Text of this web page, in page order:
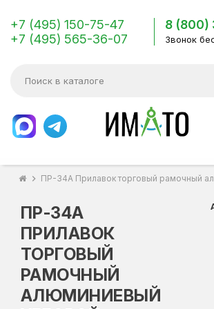
+7 (495) 150-75-47
+7 (495) 565-36-07
8 (800)
Звонок
chevron_right ПР-34А Прилавок торговый рамочный
ПР-34А
ПРИЛАВОК
ТОРГОВЫЙ
РАМОЧНЫЙ
АЛЮМИНИЕВЫЙ